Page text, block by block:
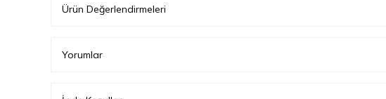
Ürün Değerlendirmeleri
Yorumlar